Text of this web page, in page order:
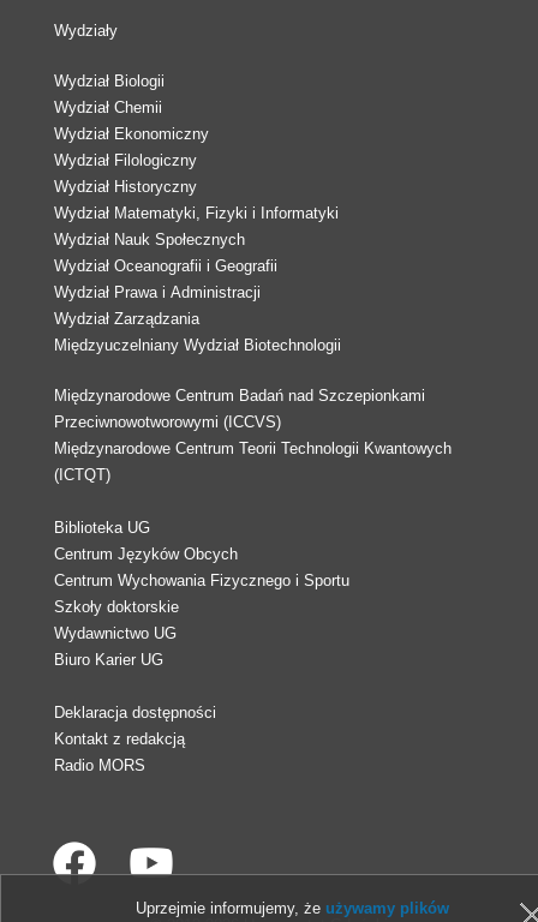
Wydziały
Wydział Biologii
Wydział Chemii
Wydział Ekonomiczny
Wydział Filologiczny
Wydział Historyczny
Wydział Matematyki, Fizyki i Informatyki
Wydział Nauk Społecznych
Wydział Oceanografii i Geografii
Wydział Prawa i Administracji
Wydział Zarządzania
Międzyuczelniany Wydział Biotechnologii
Międzynarodowe Centrum Badań nad Szczepionkami
Przeciwnowotworowymi (ICCVS)
Międzynarodowe Centrum Teorii Technologii Kwantowych
(ICTQT)
Biblioteka UG
Centrum Języków Obcych
Centrum Wychowania Fizycznego i Sportu
Szkoły doktorskie
Wydawnictwo UG
Biuro Karier UG
Deklaracja dostępności
Kontakt z redakcją
Radio MORS
Uprzejmie informujemy, że używamy plików